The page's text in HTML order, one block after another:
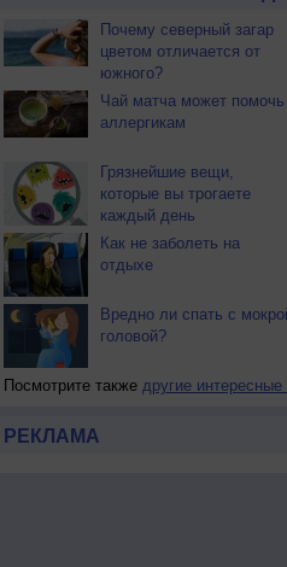
Почему северный загар
цветом отличается от
южного?
Чай матча может помочь
аллергикам
Грязнейшие вещи,
которые вы трогаете
каждый день
Как не заболеть на
отдыхе
Вредно ли спать с
головой?
Посмотрите также другие интересные
РЕКЛАМА